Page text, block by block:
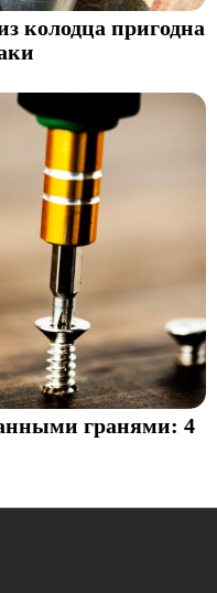
колодца пригодна
гранями: 4